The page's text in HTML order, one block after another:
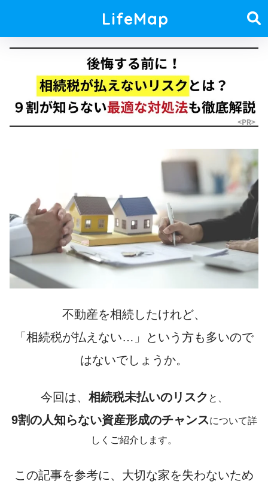
LifeMap
不動産を相続したけれど、
「相続税が払えない…」
という方も多いので
はないでしょうか。
今回は、 相続税未払いのリスク と、
9割の人知らない資産形成のチャンスについて詳
しくご紹介します。
この記事を参考に、大切な家を失わないため